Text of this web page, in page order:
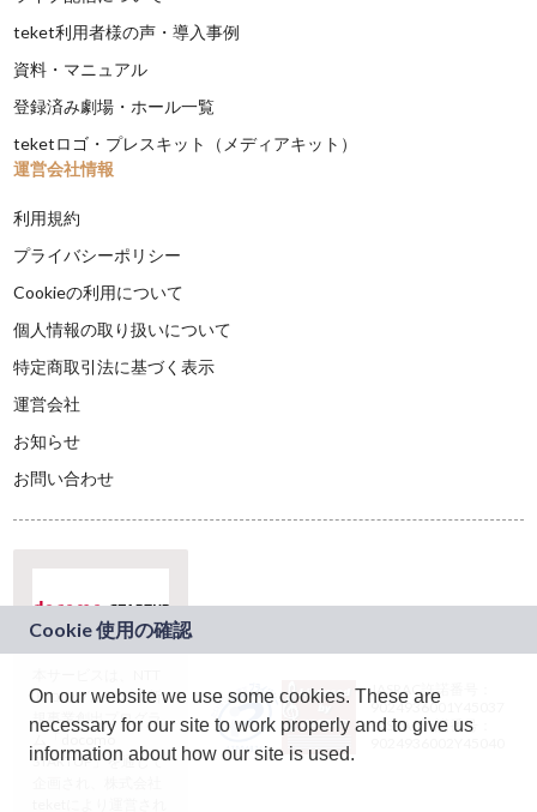
teket利用者様の声・導入事例
資料・マニュアル
登録済み劇場・ホール一覧
teketロゴ・プレスキット（メディアキット）
運営会社情報
利用規約
プライバシーポリシー
Cookieの利用について
個人情報の取り扱いについて
特定商取引法に基づく表示
運営会社
お知らせ
お問い合わせ
ドコモグループの新
規事業創出プログラ
ム「docomo
STARTUP」を通じて
JASRAC許諾番号：
9024936001Y45037
JASRAC許諾番号：
On our website we use some cookies. These are
necessary for our site to work properly and to give us
information about how our site is used.